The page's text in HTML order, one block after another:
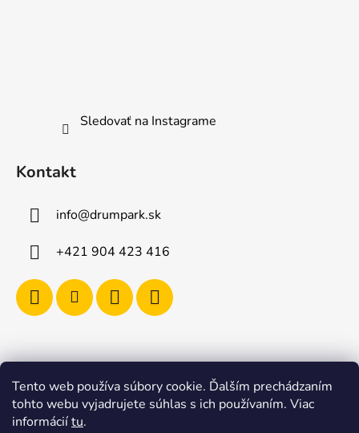
Tento web používa súbory cookie. Ďalším prechádzaním
tohto webu vyjadrujete súhlas s ich používaním. Viac
informáciítu.
Sledovať na Instagrame
Kontakt
info@drumpark.sk
+421 904 423 416
Navštívte aj e-shop s etnickými hudobnými nástrojmi
Drumbla.sk |
Tento web upravil onRock Design – Upravíme a